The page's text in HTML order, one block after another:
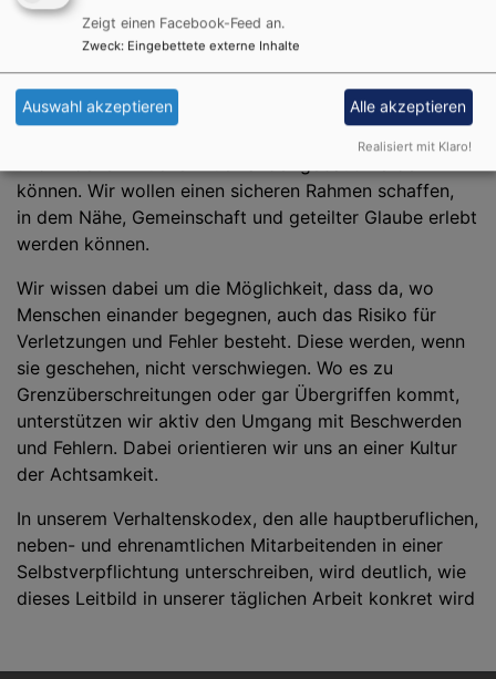
und sexualisierter Gewalt. Gewalt hat keinen Raum in
unserer Gemeinde Steinheim.
Wir wollen Menschen, ganz besonders Kindern und
Jugendlichen, sichere Räume
bieten, in denen sie Gottes Segen erfahren können –
können. Wir wollen einen sicheren Rahmen schaffen,
in dem Nähe, Gemeinschaft und geteilter Glaube erlebt
werden können.
Wir wissen dabei um die Möglichkeit, dass da, wo
Menschen einander begegnen, auch das Risiko für
Verletzungen und Fehler besteht. Diese werden, wenn
sie geschehen, nicht verschwiegen. Wo es zu
Grenzüberschreitungen oder gar Übergriffen kommt,
unterstützen wir aktiv den Umgang mit Beschwerden
und Fehlern. Dabei orientieren wir uns an einer Kultur
der Achtsamkeit.
In unserem Verhaltenskodex, den alle hauptberuflichen,
neben- und ehrenamtlichen Mitarbeitenden in einer
Selbstverpflichtung unterschreiben, wird deutlich, wie
dieses Leitbild in unserer täglichen Arbeit konkret wird
Zeigt einen Facebook-Feed an.
Zweck: Eingebettete externe Inhalte
Auswahl akzeptieren Alle akzeptieren
Realisiert mit Klaro!